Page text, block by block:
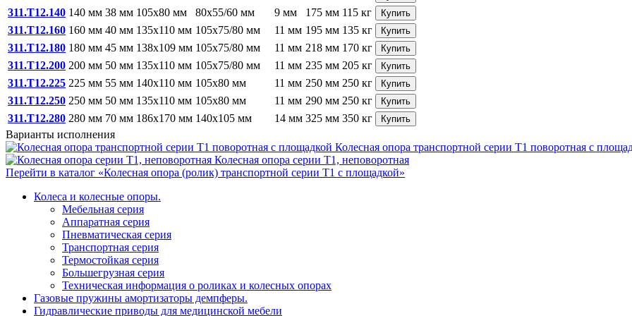
311.T12.140 140 мм 38 мм 105x80 мм 80x55/60 мм 9 мм 175 мм 115 кг Купить
311.T12.160 160 мм 40 мм 135x110 мм 105x75/80 мм 11 мм 195 мм 135 кг Купить
311.T12.180 180 мм 45 мм 138x109 мм 105x75/80 мм 11 мм 218 мм 170 кг Купить
311.T12.200 200 мм 50 мм 135x110 мм 105x75/80 мм 11 мм 235 мм 205 кг Купить
311.T12.225 225 мм 55 мм 140x110 мм 105x80 мм 11 мм 250 мм 250 кг Купить
311.T12.250 250 мм 50 мм 135x110 мм 105x80 мм 11 мм 290 мм 250 кг Купить
311.T12.280 280 мм 70 мм 186x170 мм 140x105 мм 14 мм 325 мм 350 кг Купить
Варианты исполнения
Колесная опора транспортной серии Т1 поворотная с
Колесная опора серии Т1, неповоротная
Перейти в каталог «Колесная опора (ролик) транспортной серии Т1 с площадкой»
Колеса и колесные опоры.
Мебельная серия
Аппаратная серия
Пневматическая серия
Транспортная серия
Термостойкая серия
Большегрузная серия
Техническая информация о роликах и колесных опорах
Газовые пружины амортизаторы демпферы.
Гидравлические приводы для медицинской мебели